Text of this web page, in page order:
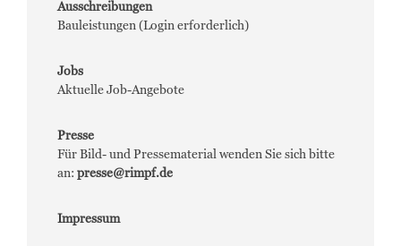
Ausschreibungen
Bauleistungen (Login erforderlich)
Jobs
Aktuelle Job-Angebote
Presse
Für Bild- und Pressematerial wenden Sie sich bitte
an: presse@rimpf.de
Impressum